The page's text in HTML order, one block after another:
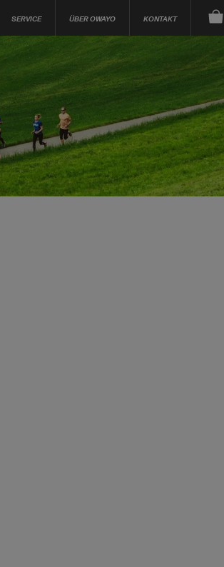
SERVICE ÜBER OWAYO KONTAKT